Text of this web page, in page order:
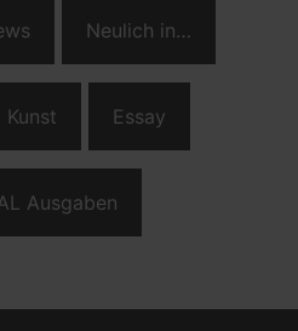
Neulich in…
Essay
Ausgaben